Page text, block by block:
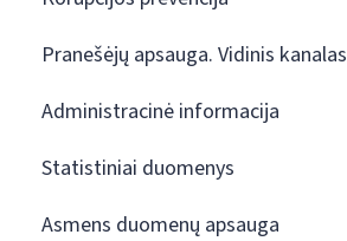
Pranešėjų apsauga. Vidinis kanalas
Administracinė informacija
Statistiniai duomenys
Asmens duomenų apsauga